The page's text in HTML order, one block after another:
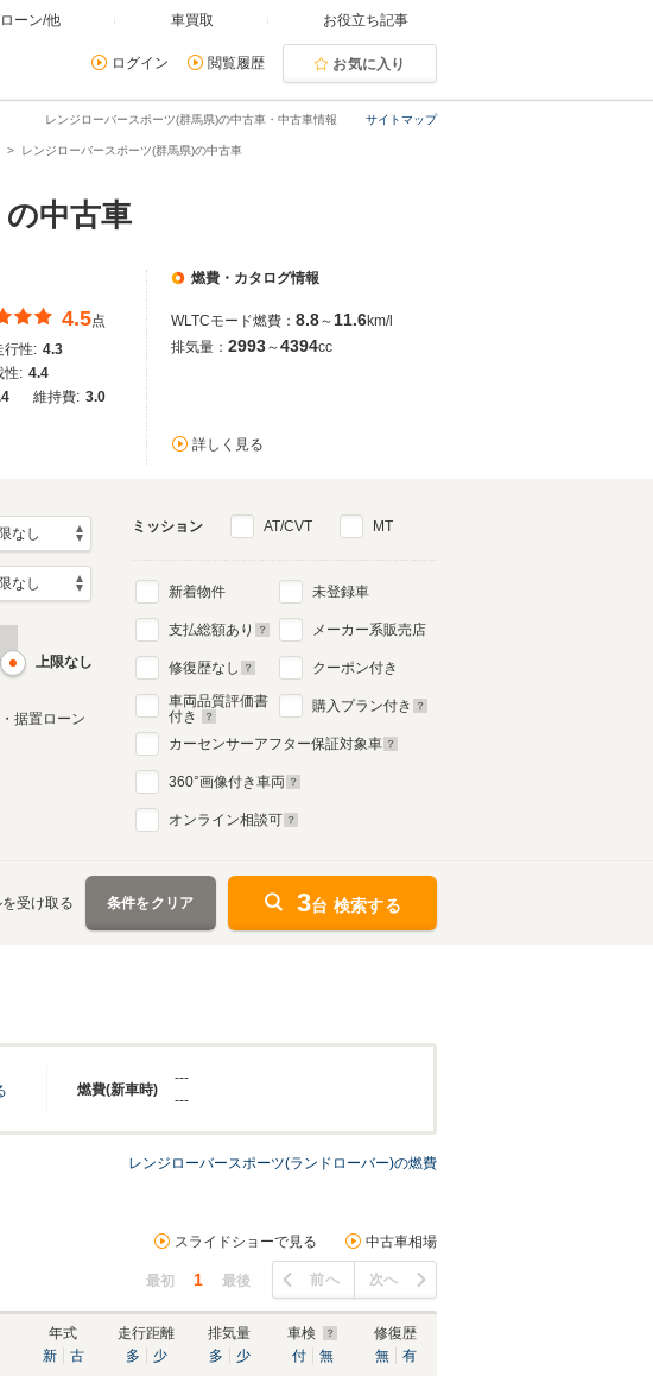
ーン/他 車買取 お役立ち記事
ログイン 閲覧履歴 お気に入り
サイトマップ
レンジローバースポーツ(群馬県)の中古車・中古車情報
レンジローバースポーツ(群馬県)の中古車
中古車
4.5点
行性: 4.3
性: 4.4
維持費: 3.0
燃費・カタログ情報
WLTCモード燃費： 8.8～ 11.6km/l
排気量： 2993～4394cc
詳しく見る
上限なし
据置ローン
ミッション AT/CVT MT
新着物件
支払総額あり
修復歴なし
車両品質評価書
付き
未登録車
メーカー系販売店
クーポン付き
購入プラン付き
カーセンサーアフター保証対象車
360°画像付き車両
オンライン相談可
受け取る 条件をクリア 3台 検索する
燃費(新車時)
---
---
レンジローバースポーツ(ランドローバー)の燃費
スライドショーで見る 中古車相場
最初 1 最後 前へ 次へ
年式
新
古
走行距離
多
少
排気量
多
少
車検
付
無
修復歴
無
有